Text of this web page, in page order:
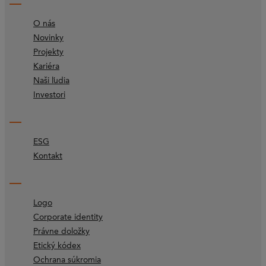
O nás
Novinky
Projekty
Kariéra
Naši ľudia
Investori
ESG
Kontakt
Logo
Corporate identity
Právne doložky
Etický kódex
Ochrana súkromia